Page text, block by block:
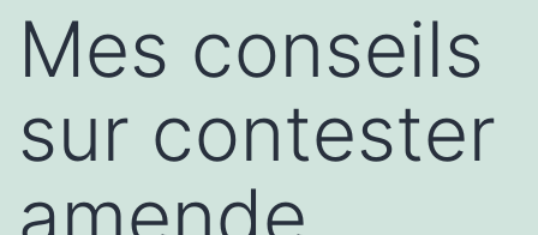
Mes conseils
sur contester
amende